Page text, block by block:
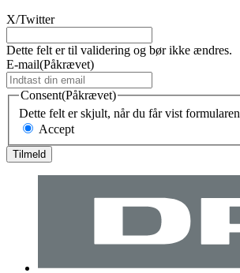
X/Twitter
Dette felt er til validering og bør ikke ændres.
E-mail(Påkrævet)
Dette felt er skjult, når du får vist formularen
Consent(Påkrævet)
Accept
Tilmeld